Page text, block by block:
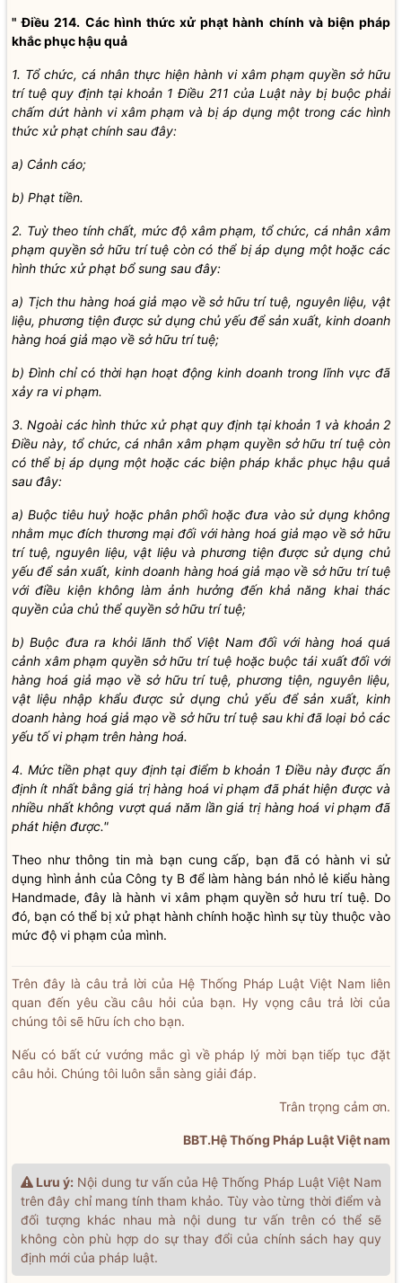
" Điều 214. Các hình thức xử phạt hành chính và biện pháp
khắc phục hậu quả
1. Tổ chức, cá nhân thực hiện hành vi xâm phạm quyền sở hữu
trí tuệ quy định tại khoản 1 Điều 211 của Luật này bị buộc phải
chấm dứt hành vi xâm phạm và bị áp dụng một trong các hình
thức xử phạt chính sau đây:
a) Cảnh cáo;
b) Phạt tiền.
2. Tuỳ theo tính chất, mức độ xâm phạm, tổ chức, cá nhân xâm
phạm quyền sở hữu trí tuệ còn có thể bị áp dụng một hoặc các
hình thức xử phạt bổ sung sau đây:
a) Tịch thu hàng hoá giả mạo về sở hữu trí tuệ, nguyên liệu, vật
liệu, phương tiện được sử dụng chủ yếu để sản xuất, kinh doanh
hàng hoá giả mạo về sở hữu trí tuệ;
b) Đình chỉ có thời hạn hoạt động kinh doanh trong lĩnh vực đã
xảy ra vi phạm.
3. Ngoài các hình thức xử phạt quy định tại khoản 1 và khoản 2
Điều này, tổ chức, cá nhân xâm phạm quyền sở hữu trí tuệ còn
có thể bị áp dụng một hoặc các biện pháp khắc phục hậu quả
sau đây:
a) Buộc tiêu huỷ hoặc phân phối hoặc đưa vào sử dụng không
nhằm mục đích thương mại đối với hàng hoá giả mạo về sở hữu
trí tuệ, nguyên liệu, vật liệu và phương tiện được sử dụng chủ
yếu để sản xuất, kinh doanh hàng hoá giả mạo về sở hữu trí tuệ
với điều kiện không làm ảnh hưởng đến khả năng khai thác
quyền của chủ thể quyền sở hữu trí tuệ;
b) Buộc đưa ra khỏi lãnh thổ Việt Nam đối với hàng hoá quá
cảnh xâm phạm quyền sở hữu trí tuệ hoặc buộc tái xuất đối với
hàng hoá giả mạo về sở hữu trí tuệ, phương tiện, nguyên liệu,
vật liệu nhập khẩu được sử dụng chủ yếu để sản xuất, kinh
doanh hàng hoá giả mạo về sở hữu trí tuệ sau khi đã loại bỏ các
yếu tố vi phạm trên hàng hoá.
4. Mức tiền phạt quy định tại điểm b khoản 1 Điều này được ấn
định ít nhất bằng giá trị hàng hoá vi phạm đã phát hiện được và
nhiều nhất không vượt quá năm lần giá trị hàng hoá vi phạm đã
phát hiện được."
Theo như thông tin mà bạn cung cấp, bạn đã có hành vi sử
dụng hình ảnh của Công ty B để làm hàng bán nhỏ lẻ kiểu hàng
Handmade, đây là hành vi xâm phạm quyền sở hưu trí tuệ. Do
đó, bạn có thể bị xử phạt hành chính hoặc hình sự tùy thuộc vào
mức độ vi phạm của mình.
Trên đây là câu trả lời của Hệ Thống Pháp Luật Việt Nam liên
quan đến yêu cầu câu hỏi của bạn. Hy vọng câu trả lời của
chúng tôi sẽ hữu ích cho bạn.
Nếu có bất cứ vướng mắc gì về pháp lý mời bạn tiếp tục đặt
câu hỏi. Chúng tôi luôn sẵn sàng giải đáp.
Trân trọng cảm ơn.
BBT.Hệ Thống Pháp Luật Việt nam
Lưu ý: Nội dung tư vấn của Hệ Thống Pháp Luật Việt Nam
trên đây chỉ mang tính tham khảo. Tùy vào từng thời điểm và
đối tượng khác nhau mà nội dung tư vấn trên có thể sẽ
không còn phù hợp do sự thay đổi của chính sách hay quy
định mới của pháp luật.